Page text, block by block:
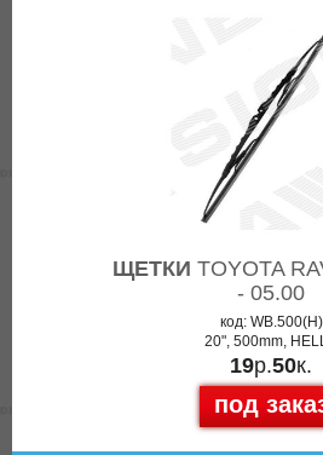
ЩЕТКИ TOYOTA
- 05.00
код: WB.500(H)
20", 500mm,
19р.50к.
под